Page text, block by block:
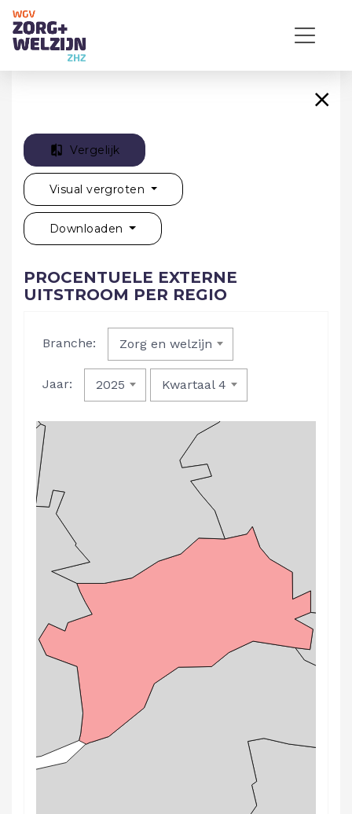
Vergelijk
Visual vergroten
Downloaden
PROCENTUELE EXTERNE
UITSTROOM PER REGIO